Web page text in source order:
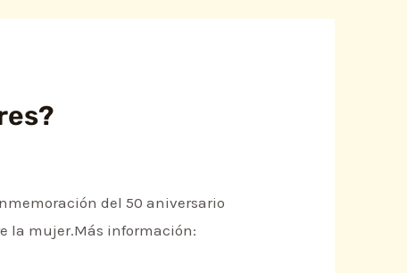
del 50 aniversario
la mujer.Más información: